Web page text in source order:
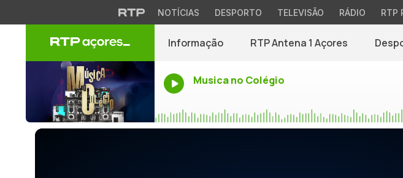
NOTÍCIAS DESPORTO TELEVISÃO RÁDIO RTP
Informação RTP Antena 1 Açores
Musica no Colégio